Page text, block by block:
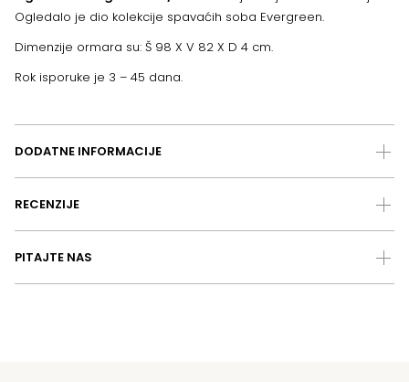
Ogledalo je dio kolekcije spavaćih soba Evergreen.
Dimenzije ormara su: Š 98 X V 82 X D 4 cm.
Rok isporuke je 3 – 45 dana.
DODATNE INFORMACIJE
RECENZIJE
PITAJTE NAS